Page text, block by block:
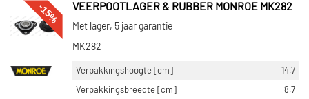
-15% VEERPOOTLAGER & RUBBER MONROE MK282
Met lager, 5 jaar garantie
MK282
Verpakkingshoogte [cm]
14,7
Verpakkingsbreedte [cm]
8,7